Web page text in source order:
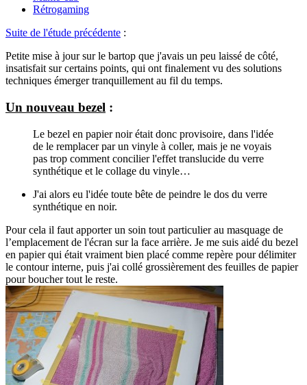
Rétrogaming
Suite de l'étude précédente :
Petite mise à jour sur le bartop que j'avais un peu laissé de côté,
insatisfait sur certains points, qui ont finalement vu des solutions
techniques émerger tranquillement au fil du temps.
Un nouveau bezel :
Le bezel en papier noir était donc provisoire, dans l'idée
de le remplacer par un vinyle à coller, mais je ne voyais
pas trop comment concilier l'effet translucide du verre
synthétique et le collage du vinyle…
J'ai alors eu l'idée toute bête de peindre le dos du verre
synthétique en noir.
Pour cela il faut apporter un soin tout particulier au masquage de
l’emplacement de l'écran sur la face arrière. Je me suis aidé du bezel
en papier qui était vraiment bien placé comme repère pour délimiter
le contour interne, puis j'ai collé grossièrement des feuilles de papier
pour boucher tout le reste.